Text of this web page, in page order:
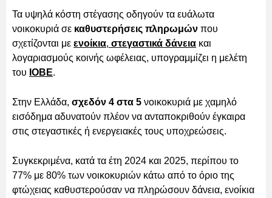
Τα υψηλά κόστη στέγασης οδηγούν τα ευάλωτα
νοικοκυριά σε καθυστερήσεις πληρωμών που
σχετίζονται με ενοίκια, στεγαστικά δάνεια και
λογαριασμούς κοινής ωφέλειας, υπογραμμίζει η μελέτη
του ΙΟΒΕ.
Στην Ελλάδα, σχεδόν 4 στα 5 νοικοκυριά με χαμηλό
εισόδημα αδυνατούν πλέον να ανταποκριθούν έγκαιρα
στις στεγαστικές ή ενεργειακές τους υποχρεώσεις.
Συγκεκριμένα, κατά τα έτη 2024 και 2025, περίπου το
77% με 80% των νοικοκυριών κάτω από το όριο της
φτώχειας καθυστερούσαν να πληρώσουν δάνεια, ενοίκια